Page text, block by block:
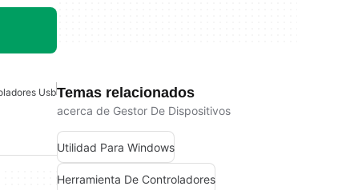
UsbTemas relacionados
acerca de Gestor De Dispositivos
Utilidad Para Windows
Herramienta De Controladores